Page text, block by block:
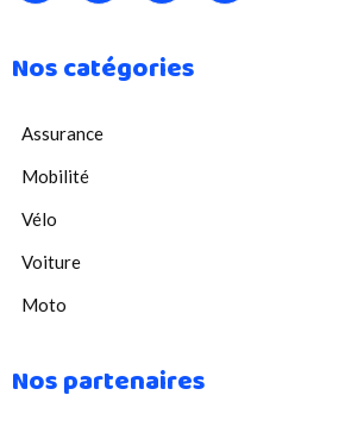
Nos catégories
Assurance
Mobilité
Vélo
Voiture
Moto
Nos partenaires